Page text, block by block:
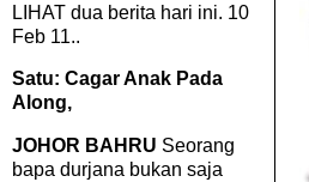
LIHAT dua berita hari ini. 10
Feb 11..
Satu: Cagar Anak Pada
Along,
JOHOR BAHRU Seorang
bapa durjana bukan saja